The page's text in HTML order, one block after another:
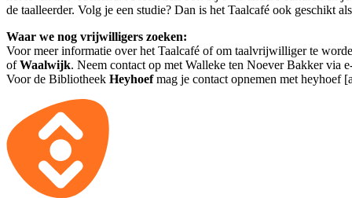
de taalleerder. Volg je een studie? Dan is het Taalcafé ook geschikt
Waar we nog vrijwilligers zoeken:
Voor meer informatie over het Taalcafé of om taalvrijwilliger te
ofWaalwijk. Neem contact op met Walleke ten Noever Bakker via
Voor de Bibliotheek Heyhoefmag je contact opnemen met heyhoef